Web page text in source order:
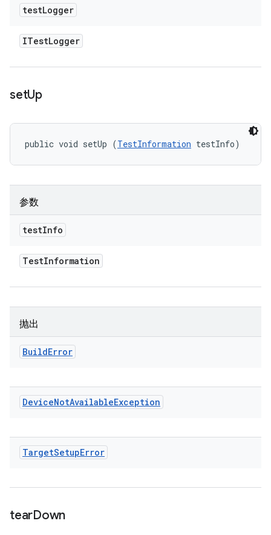
testLogger
ITestLogger
setUp
public void setUp (TestInformation testInfo)
参数
testInfo
TestInformation
抛出
BuildError
DeviceNotAvailableException
TargetSetupError
tearDown